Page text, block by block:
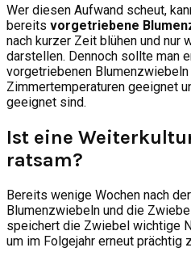
Wer diesen Aufwand scheut,
bereits vorgetriebene
nach kurzer Zeit blühen und nur
darstellen. Dennoch sollte man
vorgetriebenen
Zimmertemperaturen geeignet
geeignet sind.
Ist eine
ratsam?
Bereits wenige Wochen nach
Blumenzwiebeln und die
speichert die Zwiebel wichtige
um im Folgejahr erneut prächtig